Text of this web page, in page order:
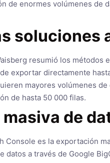
de enormes volúmenes de
resumió los métodos
exportar directamente
mayores volúmenes
de hasta 50 000 filas.
de
Console es la exportación
a través de Google